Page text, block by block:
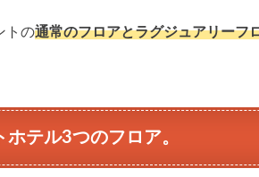
トの通常のフロアとラグジュアリーフ
テル3つのフロア。